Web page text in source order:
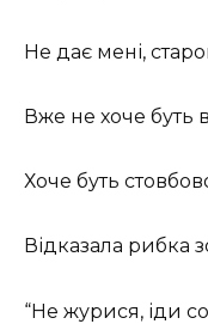
Не дає мені,
Вже не хоче буть
Хоче буть
Відказала рибка
“Не журися, іди